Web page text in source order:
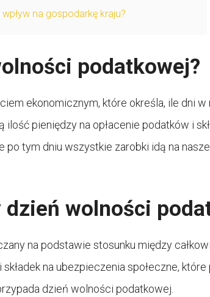
na gospodarkę kraju?
podatkowej?
ekonomicznym, które określa, ile dni
pieniędzy na opłacenie podatków i
po tym dniu wszystkie zarobki idą na
wolności
na podstawie stosunku między
na ubezpieczenia społeczne, które
dzień wolności podatkowej.